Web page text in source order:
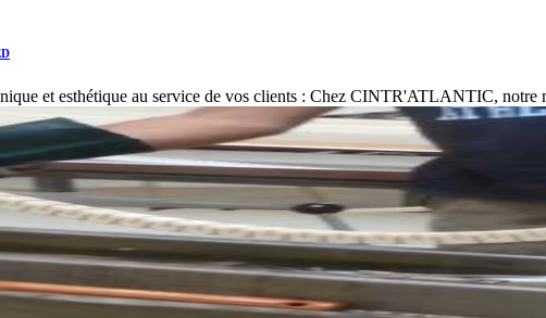
et esthétique au service de vos clients : Chez CINTR'ATLANTIC,